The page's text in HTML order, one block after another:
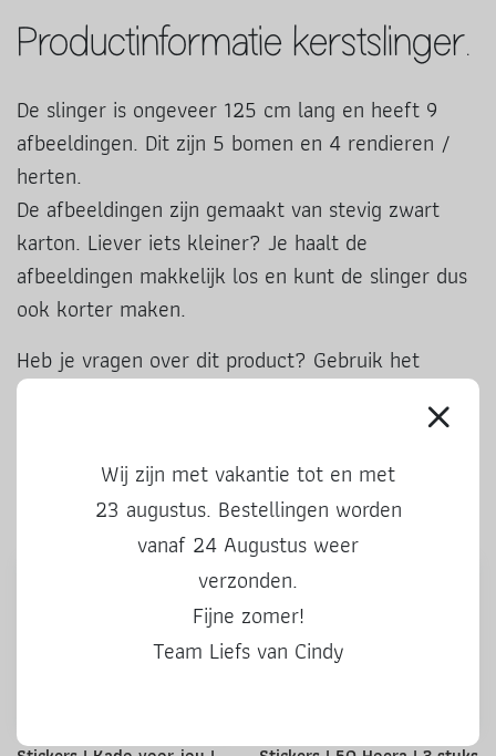
Productinformatie kerstslinger.
De slinger is ongeveer 125 cm lang en heeft 9
afbeeldingen. Dit zijn 5 bomen en 4 rendieren /
herten.
De afbeeldingen zijn gemaakt van stevig zwart
karton. Liever iets kleiner? Je haalt de
afbeeldingen makkelijk los en kunt de slinger dus
ook korter maken.
Heb je vragen over dit product? Gebruik het
contactformulier om je vraag snel te versturen.
Ook leuke producten
Wij zijn met vakantie tot en met
23 augustus. Bestellingen worden
vanaf 24 Augustus weer
verzonden.
Fijne zomer!
Team Liefs van Cindy